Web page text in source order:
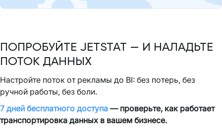
ПОПРОБУЙТЕ JETSTAT — И НАЛАДЬТЕ
ПОТОК ДАННЫХ
Настройте поток от рекламы до BI: без потерь, без
ручной работы, без боли.
7 дней бесплатного доступа — проверьте, как работает
транспортировка данных в вашем бизнесе.